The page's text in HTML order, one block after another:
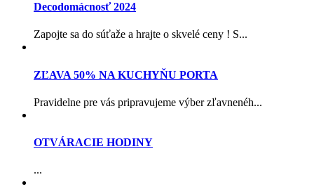
Decodomácnosť 2024
Zapojte sa do súťaže a hrajte o skvelé ceny ! S...
ZĽAVA 50% NA KUCHYŇU PORTA
Pravidelne pre vás pripravujeme výber zľavnenéh...
OTVÁRACIE HODINY
...